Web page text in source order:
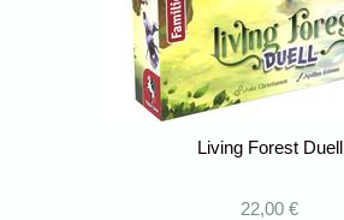
Living Forest Duell
22,00 €